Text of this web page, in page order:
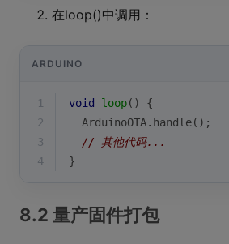
在loop()中调用：
ARDUINO
1 void loop()
{
2
  ArduinoOTA.
handle();
3
// 其他代码...
4
}
8.2 量产固件打包